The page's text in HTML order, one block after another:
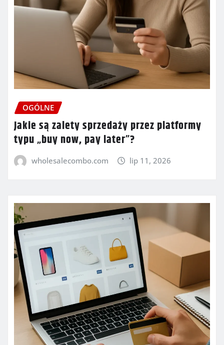
OGÓLNE
Jakie są zalety sprzedaży przez platformy
typu „buy now, pay later”?
wholesalecombo.com lip 11, 2026